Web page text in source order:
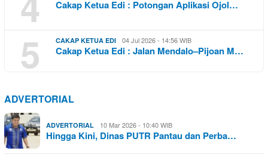
Cakap Ketua Edi : Potongan Aplikasi Ojol…
5 CAKAP KETUA EDI 04 Jul 2026 - 14:56 WIB
Cakap Ketua Edi : Jalan Mendalo–Pijoan M…
ADVERTORIAL
ADVERTORIAL 10 Mar 2026 - 10:40 WIB
Hingga Kini, Dinas PUTR Pantau dan Perba…